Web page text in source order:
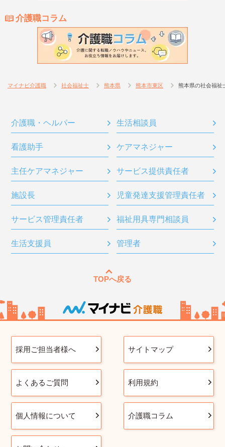
介護職コラム
マイナビ介護職 社会福祉士 熊本県 熊本市東区 熊本県の社会福祉
介護職・ヘルパー 生活相談員
看護助手 ケアマネジャー
主任ケアマネジャー サービス提供責任者
施設長 児童発達支援管理責任者
サービス管理責任者 福祉用具専門相談員
生活支援員 管理者
TOPへ戻る
採用ご担当者様へ サイトマップ
よくあるご質問 利用規約
個人情報について 介護職コラム